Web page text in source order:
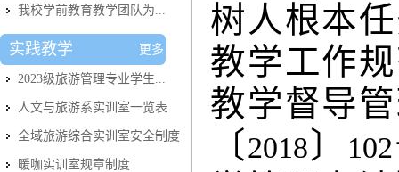
我校学前教育教学团队为...
实践教学 更多
2023级旅游管理专业学生...
人文与旅游系实训室​一览表
全域旅游综合实训室安全制度
暖咖实训室规章制度
树人根本
教学工作
教学督导
〔 2018〕 102